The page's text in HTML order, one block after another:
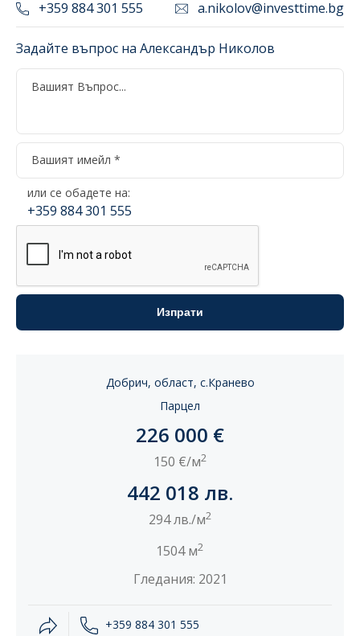
+359 884 301 555 a.nikolov@investtime.bg
Задайте въпрос на Александър Николов
или се обадете на:
+359 884 301 555
Добрич, област, с.Кранево
Парцел
226 000 €
150 €/м2
442 018 лв.
294 лв./м2
1504 м2
Гледания: 2021
+359 884 301 555